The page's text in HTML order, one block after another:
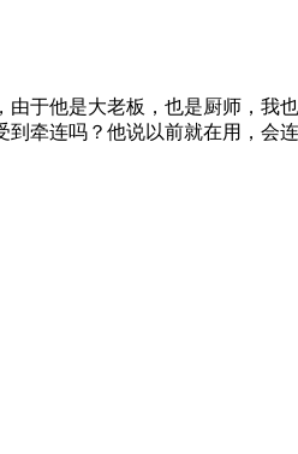
于他是大老板，也是厨师，我
牵连吗？他说以前就在用，会